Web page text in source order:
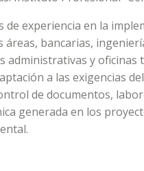
de experiencia en la
bancarias,
administrativas y oficinas
a las exigencias
de documentos,
generada en los